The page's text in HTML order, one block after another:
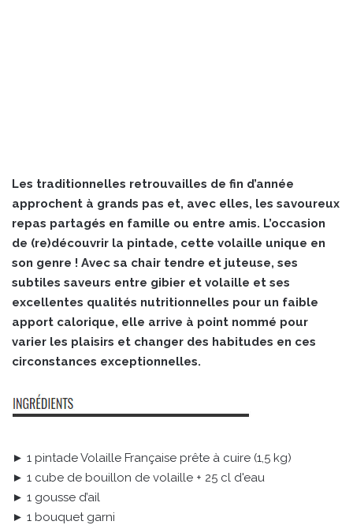
Les traditionnelles retrouvailles de fin d’année
approchent à grands pas et, avec elles, les savoureux
repas partagés en famille ou entre amis. L’occasion
de (re)découvrir la pintade, cette volaille unique en
son genre ! Avec sa chair tendre et juteuse, ses
subtiles saveurs entre gibier et volaille et ses
excellentes qualités nutritionnelles pour un faible
apport calorique, elle arrive à point nommé pour
varier les plaisirs et changer des habitudes en ces
circonstances exceptionnelles.
► 1 pintade Volaille Française prête à cuire (1,5 kg)
► 1 cube de bouillon de volaille + 25 cl d'eau
► 1 gousse d’ail
► 1 bouquet garni